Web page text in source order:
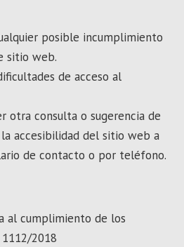
posible incumplimiento
sitio web.
de acceso al
otra consulta o sugerencia de
accesibilidad del sitio web a
de contacto o por teléfono.
al cumplimiento de los
2018